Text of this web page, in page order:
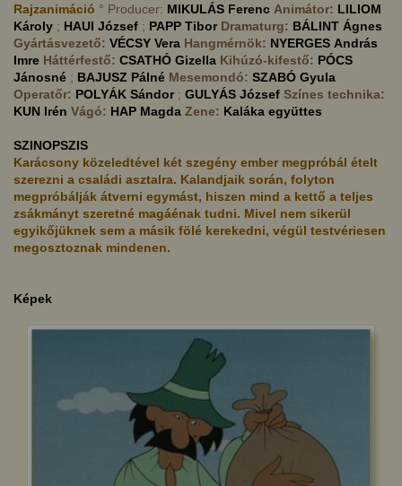
Rajzanimáció ° Producer: MIKULÁS Ferenc Animátor: LILIOM
Károly ; HAUI József ; PAPP Tibor Dramaturg: BÁLINT Ágnes
Gyártásvezető: VÉCSY Vera Hangmérnök: NYERGES András
Imre Háttérfestő: CSATHÓ Gizella Kihúzó-kifestő: PÓCS
Jánosné ; BAJUSZ Pálné Mesemondó: SZABÓ Gyula
Operatőr: POLYÁK Sándor; GULYÁS József Színes technika:
KUN Irén Vágó: HAP Magda Zene: Kaláka együttes
SZINOPSZIS
Karácsony közeledtével két szegény ember megpróbál ételt
szerezni a családi asztalra. Kalandjaik során, folyton
megpróbálják átverni egymást, hiszen mind a kettő a teljes
zsákmányt szeretné magáénak tudni. Mivel nem sikerül
egyikőjüknek sem a másik fölé kerekedni, végül testvériesen
megosztoznak mindenen.
Képek